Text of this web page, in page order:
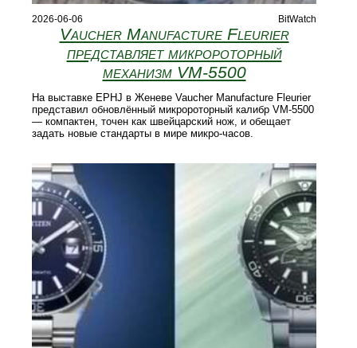
2026-06-06 BitWatch
Vaucher Manufacture Fleurier
представляет микророторный
механизм VM‑5500
На выставке EPHJ в Женеве Vaucher Manufacture Fleurier
представил обновлённый микророторный калибр VM‑5500
— компактен, точен как швейцарский нож, и обещает
задать новые стандарты в мире микро‑часов.